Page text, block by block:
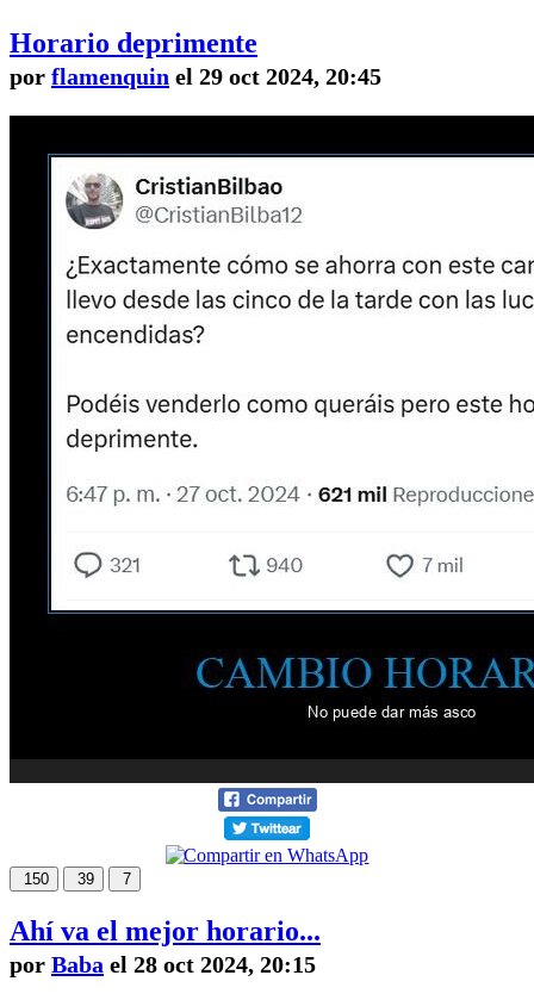
Horario deprimente
por flamenquin el 29 oct 2024, 20:45
150 39 7
Ahí va el mejor horario...
por Baba el 28 oct 2024, 20:15